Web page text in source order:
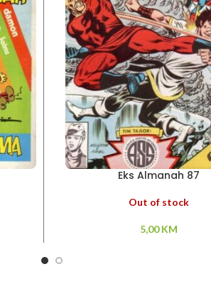
Eks Almanah 87
Out of stock
5,00KM